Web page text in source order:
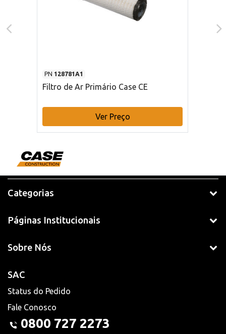
PN 128781A1
Filtro de Ar Primário Case CE
Ver Preço
Categorias
Páginas Institucionais
Sobre Nós
SAC
Status do Pedido
Fale Conosco
0800 727 2273